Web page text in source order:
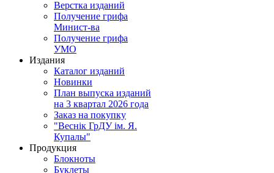
Верстка изданий
Получение грифа
Минист-ва
Получение грифа
УМО
Издания
Каталог изданий
Новинки
План выпуска изданий
на 3 квартал 2026 года
Заказ на покупку
"Веснiк ГрДУ iм. Я.
Купалы"
Продукция
Блокноты
Буклеты